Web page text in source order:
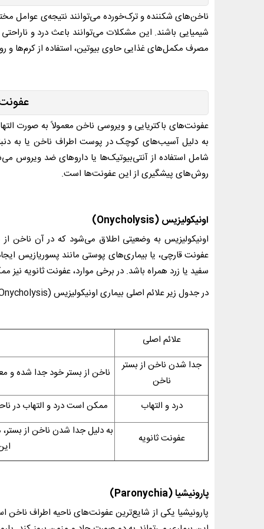
ناخن‌های شکننده و ترک‌خورده می‌توانند نتیجه‌ی عوامل
شیمیایی باشند. این مشکلات می‌توانند باعث درد و
مصرف مکمل‌های غذایی حاوی بیوتین، استفاده از کرم‌ها و
عفونت‌های باکتریایی و ویروسی ناخن معمولاً به صورت
به دلیل آسیب‌های کوچک در پوست اطراف ناخن یا به دنبال
شامل استفاده از آنتی‌بیوتیک‌ها یا داروهای ضد ویروس
روش‌های پیشگیری از این عفونت‌ها است.
اونیکولیزیس (Onycholysis
)
اونیکولیزیس به وضعیتی اطلاق می‌شود که در آن ناخن
عفونت قارچی، یا بیماری‌های پوستی مانند پسوریازیس
سفید یا زرد همراه باشد. در برخی موارد، عفونت ثانویه
در جدول زیر علائم اصلی بیماری اونیکولیزیس (
علائم اصلی
جدا شدن ناخن از بستر
ناخن
ناخن از بستر خود جدا شده و
درد و التهاب ممکن است درد و التهاب در
عفونت ثانویه
به دلیل جدا شدن ناخن از
پارونیشیا (Paronychia
)
پارونیشیا یکی از شایع‌ترین عفونت‌های ناحیه اطراف